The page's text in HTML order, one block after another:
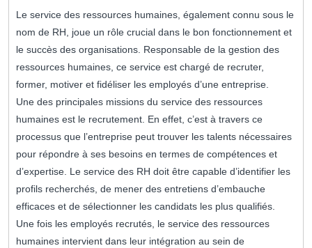
Le service des ressources humaines, également connu sous le
nom de RH, joue un rôle crucial dans le bon fonctionnement et
le succès des organisations. Responsable de la gestion des
ressources humaines, ce service est chargé de recruter,
former, motiver et fidéliser les employés d’une entreprise.
Une des principales missions du service des ressources
humaines est le recrutement. En effet, c’est à travers ce
processus que l’entreprise peut trouver les talents nécessaires
pour répondre à ses besoins en termes de compétences et
d’expertise. Le service des RH doit être capable d’identifier les
profils recherchés, de mener des entretiens d’embauche
efficaces et de sélectionner les candidats les plus qualifiés.
Une fois les employés recrutés, le service des ressources
humaines intervient dans leur intégration au sein de